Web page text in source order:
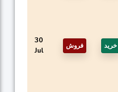
30
Jul
فروش خرید